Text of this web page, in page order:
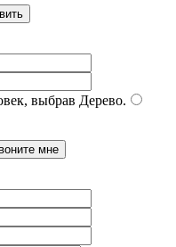
выбрав Дерево.